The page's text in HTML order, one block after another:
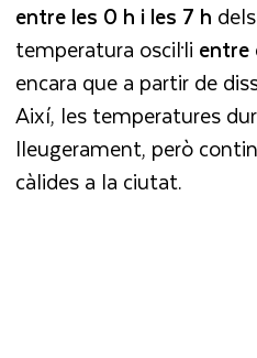
entre les 0 h i les 7 h
temperatura oscil·li entre
encara que a partir de
Així, les temperatures
lleugerament, però
càlides a la ciutat.